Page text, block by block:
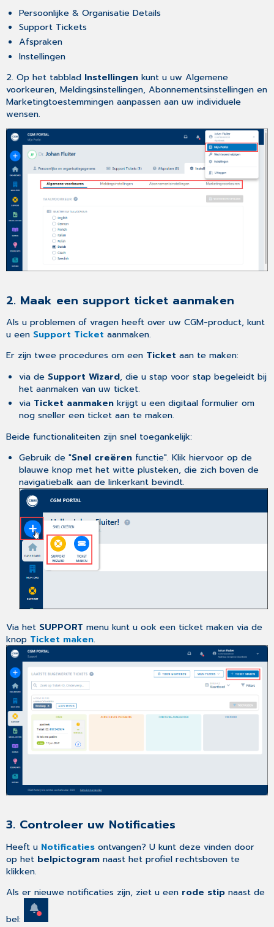
Persoonlijke & Organisatie Details
Support Tickets
Afspraken
Instellingen
2. Op het tabblad Instellingen kunt u uw Algemene
voorkeuren, Meldingsinstellingen, Abonnementsinstellingen en
Marketingtoestemmingen aanpassen aan uw individuele
wensen.
2. Maak een support ticket aanmaken
Als u problemen of vragen heeft over uw CGM-product, kunt
u een Support Ticket aanmaken.
Er zijn twee procedures om een Ticketaan te maken:
via de Support Wizard, die u stap voor stap begeleidt bij
het aanmaken van uw ticket.
via Ticket aanmakenkrijgt u een digitaal formulier om
nog sneller een ticket aan te maken.
Beide functionaliteiten zijn snel toegankelijk:
Gebruik de "Snel creëren functie". Klik hiervoor op de
blauwe knop met het witte plusteken, die zich boven de
navigatiebalk aan de linkerkant bevindt.
Via het SUPPORTmenu kunt u ook een ticket maken via de
knop Ticket maken.
3. Controleer uw Notificaties
Heeft u Notificaties ontvangen? U kunt deze vinden door
op het belpictogram naast het profiel rechtsboven te
klikken.
Als er nieuwe notificaties zijn, ziet u een rode stip naast de
bel: